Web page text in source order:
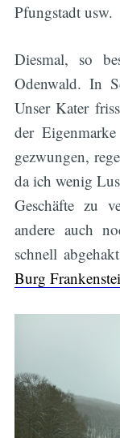
Pfungstadt usw.
Diesmal, so
Odenwald. In
Unser Kater
der
gezwungen,
da ich wenig
Geschäfte zu
andere auch
schnell
Burg